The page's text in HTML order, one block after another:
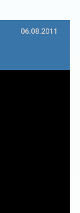
06.08.2011